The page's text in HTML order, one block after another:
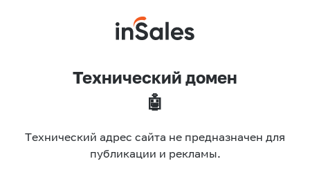
Технический домен
🤖
Технический адрес сайта не предназначен для
публикации и рекламы.